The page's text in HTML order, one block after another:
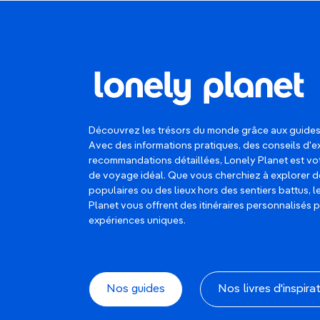
Découvrez les trésors du monde grâce aux
Avec des informations pratiques, des conseils
recommandations détaillées, Lonely Planet est
de voyage idéal. Que vous cherchiez à explorer
populaires ou des lieux hors des sentiers battus,
Planet vous offrent des itinéraires personnalisés
expériences uniques.
Nos guides Nos livres